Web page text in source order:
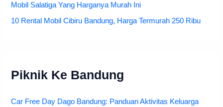
Mobil Salatiga Yang Harganya Murah Ini
10 Rental Mobil Cibiru Bandung, Harga Termurah 250 Ribu
Piknik Ke Bandung
Car Free Day Dago Bandung: Panduan Aktivitas Keluarga